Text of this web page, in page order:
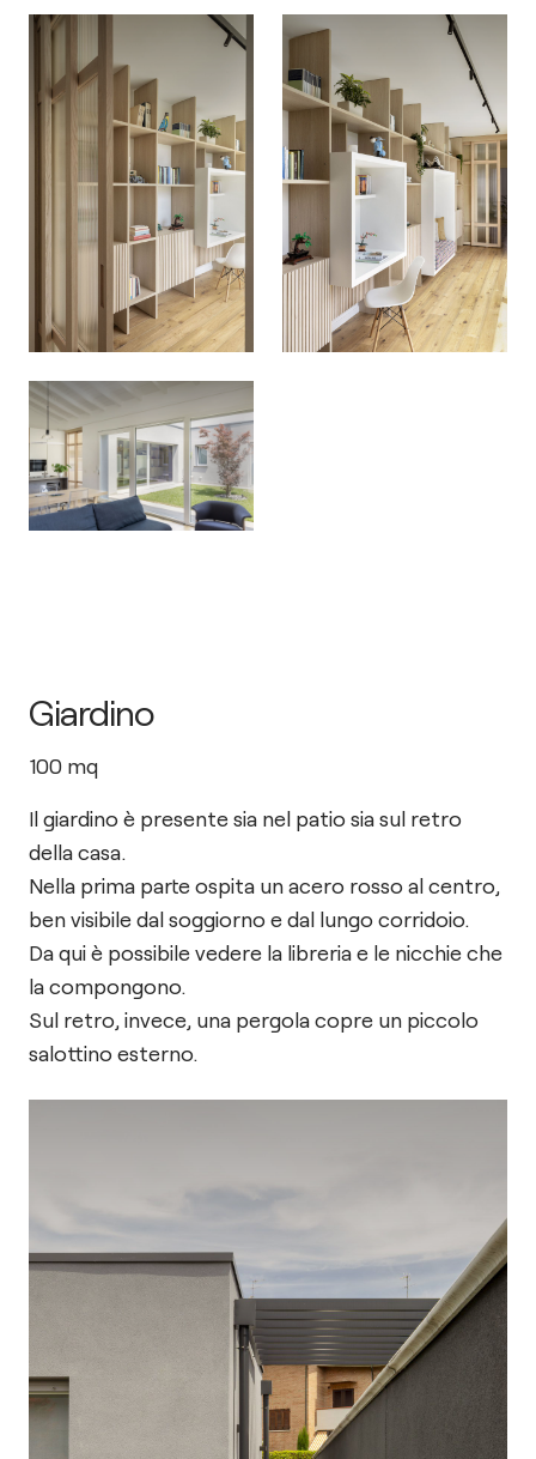
Giardino
100 mq
Il giardino è presente sia nel patio sia sul retro
della casa.
Nella prima parte ospita un acero rosso al centro,
ben visibile dal soggiorno e dal lungo corridoio.
Da qui è possibile vedere la libreria e le nicchie che
la compongono.
Sul retro, invece, una pergola copre un piccolo
salottino esterno.